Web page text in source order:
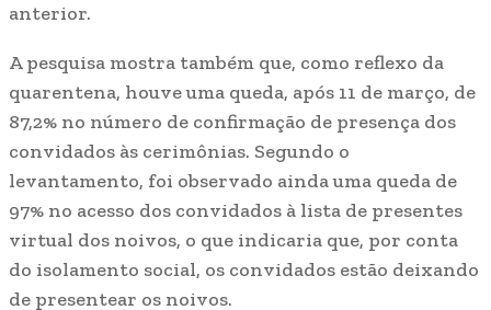
anterior.
A pesquisa mostra também que, como reflexo da
quarentena, houve uma queda, após 11 de março, de
87,2% no número de confirmação de presença dos
convidados às cerimônias. Segundo o
levantamento, foi observado ainda uma queda de
97% no acesso dos convidados à lista de presentes
virtual dos noivos, o que indicaria que, por conta
do isolamento social, os convidados estão deixando
de presentear os noivos.